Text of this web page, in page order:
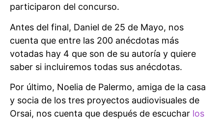
participaron del concurso.
Antes del final, Daniel de 25 de Mayo, nos
cuenta que entre las 200 anécdotas más
votadas hay 4 que son de su autoría y quiere
saber si incluiremos todas sus anécdotas.
Por último, Noelia de Palermo, amiga de la casa
y socia de los tres proyectos audiovisuales de
Orsai, nos cuenta que después de escuchar los